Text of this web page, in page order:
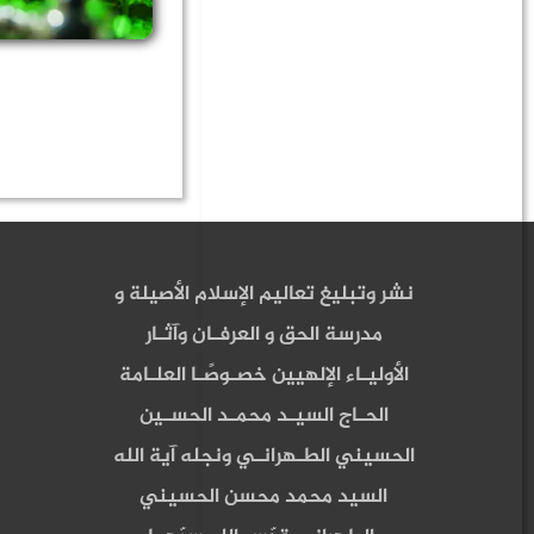
نشر وتبليغ تعاليم الإسلام الأصيلة و
مدرسة الحق و العرفـان وآثـار
الأوليـاء الإلهيين خصـوصًـا العلـامة
الحـاج السيـد محمـد الحسـين
الحسيني الطـهرانـي ونجله آية الله
السيد محمد محسن الحسيني